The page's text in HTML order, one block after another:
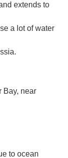
extends to
a lot of water
Bay, near
to ocean